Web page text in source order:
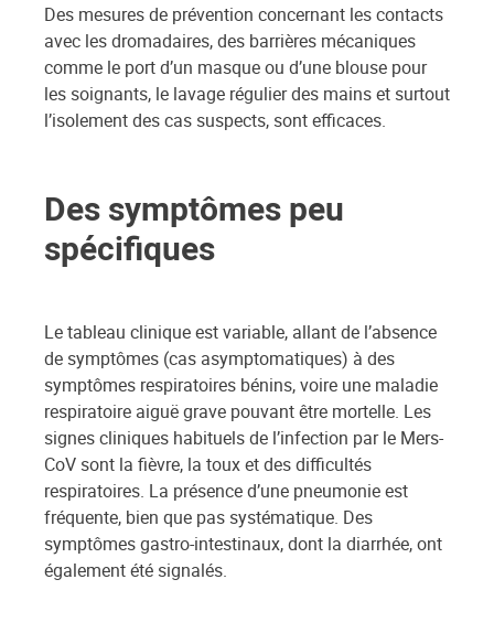
Des mesures de prévention concernant les contacts
avec les dromadaires, des barrières mécaniques
comme le port d’un masque ou d’une blouse pour
les soignants, le lavage régulier des mains et surtout
l’isolement des cas suspects, sont efficaces.
Des symptômes peu
spécifiques
Le tableau clinique est variable, allant de l’absence
de symptômes (cas asymptomatiques) à des
symptômes respiratoires bénins, voire une maladie
respiratoire aiguë grave pouvant être mortelle. Les
signes cliniques habituels de l’infection par le Mers-
CoV sont la fièvre, la toux et des difficultés
respiratoires. La présence d’une pneumonie est
fréquente, bien que pas systématique. Des
symptômes gastro-intestinaux, dont la diarrhée, ont
également été signalés.